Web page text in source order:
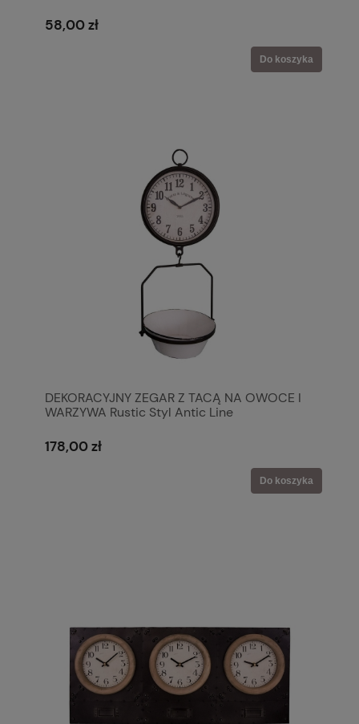
58,00 zł
Do koszyka
DEKORACYJNY ZEGAR Z TACĄ NA OWOCE I
WARZYWA Rustic Styl Antic Line
178,00 zł
Do koszyka